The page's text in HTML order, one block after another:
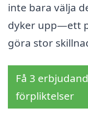
inte bara välja
dyker upp—ett
göra stor
Få 3
förpliktelser